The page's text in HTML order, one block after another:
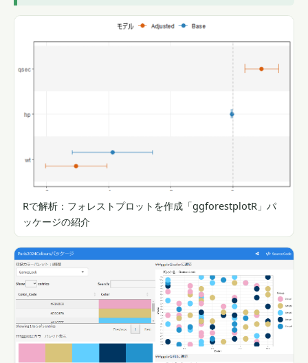
Rで解析：フォレストプロットを作成「ggforestplotR」パ
ッケージの紹介